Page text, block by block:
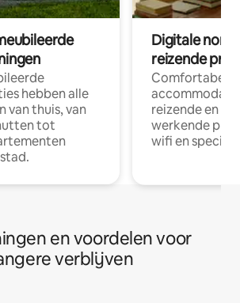
hebben alle
van thuis, van
tot
Digitale
reizende
Comfortabele
reizende en
werkende
wifi en
en voordelen voor
verblijven